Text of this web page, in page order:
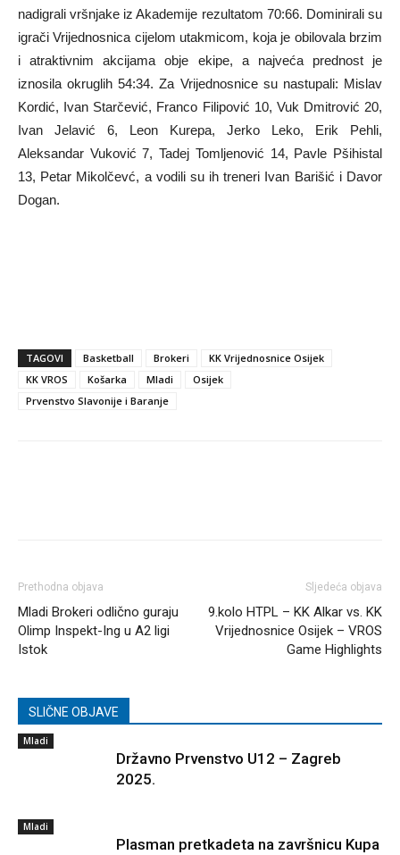
nadigrali vršnjake iz Akademije rezultatom 70:66. Dominirali su
igrači Vrijednosnica cijelom utakmicom, koja je obilovala brzim
i atraktivnim akcijama obje ekipe, a najveća prednost je
iznosila okruglih 54:34. Za Vrijednosnice su nastupali: Mislav
Kordić, Ivan Starčević, Franco Filipović 10, Vuk Dmitrović 20,
Ivan Jelavić 6, Leon Kurepa, Jerko Leko, Erik Pehli,
Aleksandar Vuković 7, Tadej Tomljenović 14, Pavle Pšihistal
13, Petar Mikolčevć, a vodili su ih treneri Ivan Barišić i Davor
Dogan.
TAGOVI Basketball Brokeri
KK Vrijednosnice Osijek
KK VROS
Košarka Mladi
Osijek
Prvenstvo Slavonije i Baranje
Prethodna objava
Mladi Brokeri odlično guraju
Olimp Inspekt-Ing u A2 ligi
Istok
Sljedeća objava
9.kolo HTPL – KK Alkar vs. KK
Vrijednosnice Osijek – VROS
Game Highlights
SLIČNE OBJAVE
Mladi
Državno Prvenstvo U12 – Zagreb
2025.
Mladi
Plasman pretkadeta na završnicu Kupa